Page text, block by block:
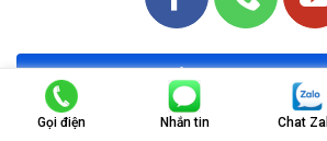
Chúng tôi luôn sẵn sàng hỗ trợ
Gọi điện Nhắn tin Chat